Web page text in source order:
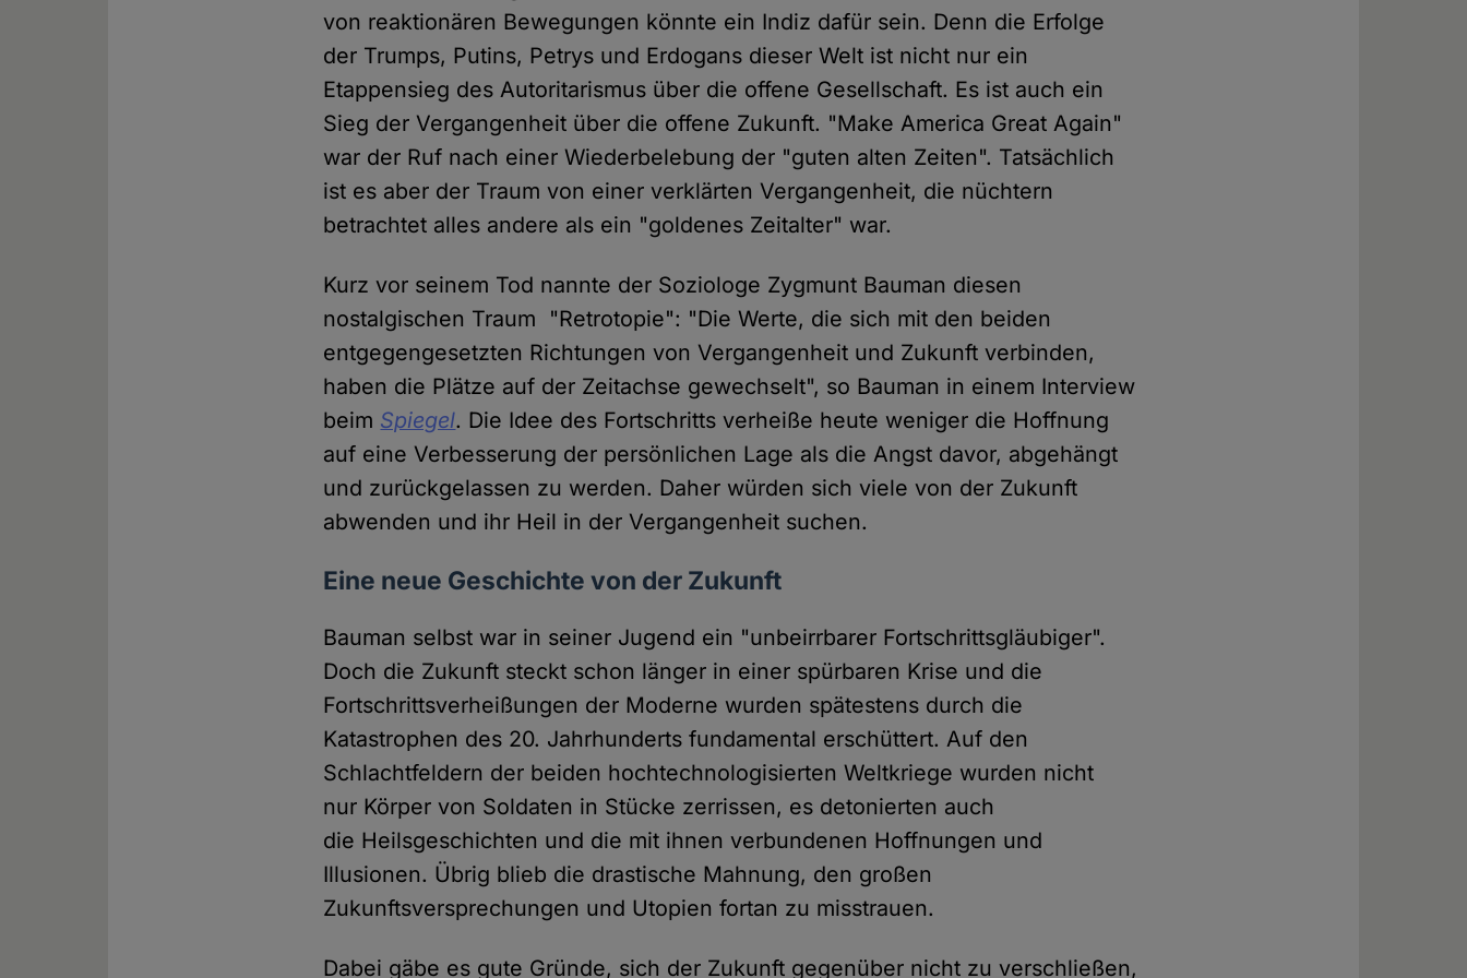
von reaktionären Bewegungen könnte ein Indiz dafür sein. Denn die Erfolge
der Trumps, Putins, Petrys und Erdogans dieser Welt ist nicht nur ein
Etappensieg des Autoritarismus über die offene Gesellschaft. Es ist auch ein
Sieg der Vergangenheit über die offene Zukunft. "Make America Great Again"
war der Ruf nach einer Wiederbelebung der "guten alten Zeiten". Tatsächlich
ist es aber der Traum von einer verklärten Vergangenheit, die nüchtern
betrachtet alles andere als ein "goldenes Zeitalter" war.
Kurz vor seinem Tod nannte der Soziologe Zygmunt Bauman diesen
nostalgischen Traum "Retrotopie": "Die Werte, die sich mit den beiden
entgegengesetzten Richtungen von Vergangenheit und Zukunft verbinden,
haben die Plätze auf der Zeitachse gewechselt", so Bauman in einem Interview
beim Spiegel. Die Idee des Fortschritts verheiße heute weniger die Hoffnung
auf eine Verbesserung der persönlichen Lage als die Angst davor, abgehängt
und zurückgelassen zu werden. Daher würden sich viele von der Zukunft
abwenden und ihr Heil in der Vergangenheit suchen.
Eine neue Geschichte von der Zukunft
Bauman selbst war in seiner Jugend ein "unbeirrbarer Fortschrittsgläubiger".
Doch die Zukunft steckt schon länger in einer spürbaren Krise und die
Fortschrittsverheißungen der Moderne wurden spätestens durch die
Katastrophen des 20. Jahrhunderts fundamental erschüttert. Auf den
Schlachtfeldern der beiden hochtechnologisierten Weltkriege wurden nicht
nur Körper von Soldaten in Stücke zerrissen, es detonierten auch
die Heilsgeschichten und die mit ihnen verbundenen Hoffnungen und
Illusionen. Übrig blieb die drastische Mahnung, den großen
Zukunftsversprechungen und Utopien fortan zu misstrauen.
Dabei gäbe es gute Gründe, sich der Zukunft gegenüber nicht zu verschließen,